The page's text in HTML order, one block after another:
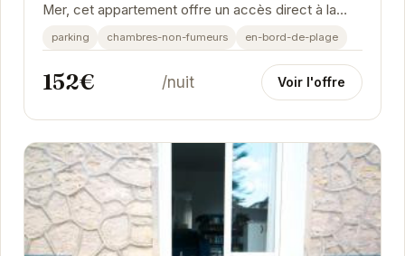
Mer, cet appartement offre un accès direct à la
plage et une vue imprenable sur la mer. Idéal...
parking chambres-non-fumeurs en-bord-de-plage
152€ /nuit Voir l'offre